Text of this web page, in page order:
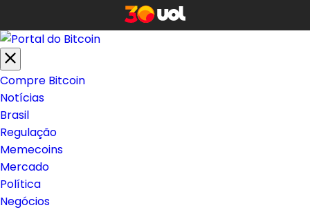
Compre Bitcoin
Notícias
Brasil
Regulação
Memecoins
Mercado
Política
Negócios